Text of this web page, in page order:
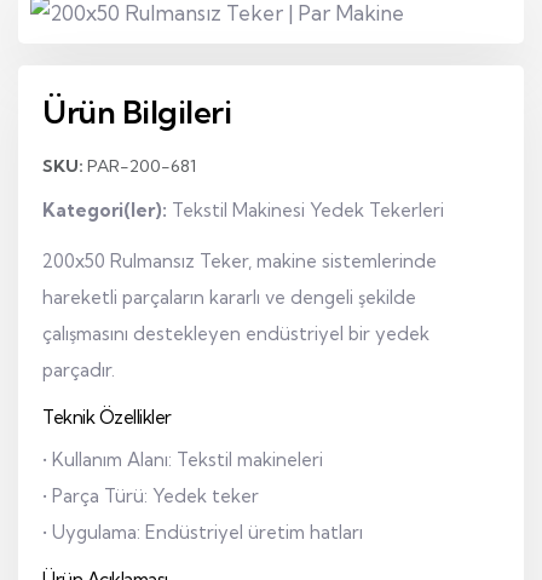
Ürün Bilgileri
SKU: PAR-200-681
Kategori(ler): Tekstil Makinesi Yedek Tekerleri
200x50 Rulmansız Teker, makine sistemlerinde
hareketli parçaların kararlı ve dengeli şekilde
çalışmasını destekleyen endüstriyel bir yedek
parçadır.
Teknik Özellikler
• Kullanım Alanı: Tekstil makineleri
• Parça Türü: Yedek teker
• Uygulama: Endüstriyel üretim hatları